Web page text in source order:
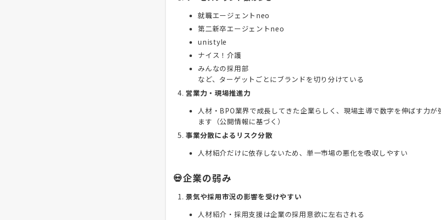
就職エージェントneo
第二新卒エージェントneo
unistyle
ナイス！介護
みんなの採用部
など、ターゲットごとにブランドを切り分けている
営業力・現場推進力
人材・BPO業界で成長してきた企業らしく、現場主導で数字を伸ばす力が
ます（公開情報に基づく）
事業分散によるリスク分散
人材紹介だけに依存しないため、単一市場の悪化を吸収しやすい
💀企業の弱み
景気や採用市況の影響を受けやすい
人材紹介・採用支援は企業の採用意欲に左右される